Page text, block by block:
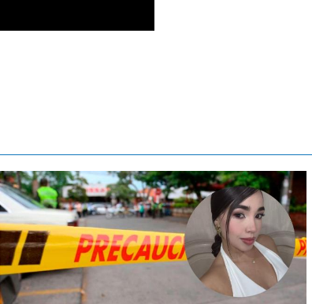
Contenido multimedia principal